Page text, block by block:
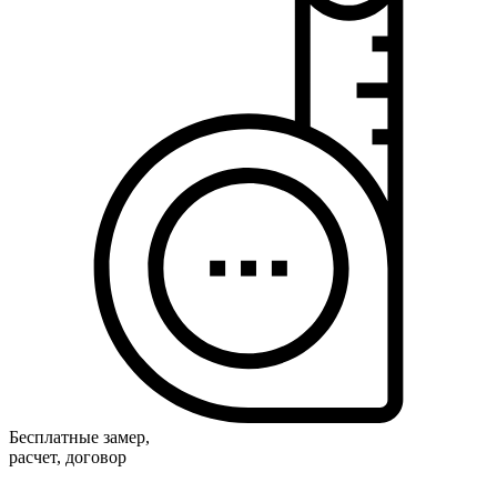
Бесплатные замер,
расчет, договор